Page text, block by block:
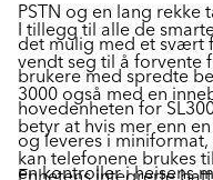
PSTN og en lang rekke
det mulig med et svært
brukere med spredte
hovedenheten for
og leveres i
en kontroller i heisens
I tillegg til alle de
vendt seg til å forvente
3000 også med en
betyr at hvis mer enn
kan telefonene brukes